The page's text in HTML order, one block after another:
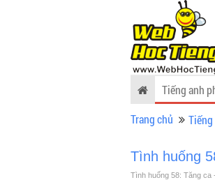
Tiếng anh
Trang chủ
Tình huống
Tình huống 58: Tăng ca